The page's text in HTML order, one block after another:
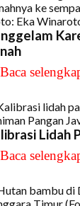
Baca
Lidah
Baca